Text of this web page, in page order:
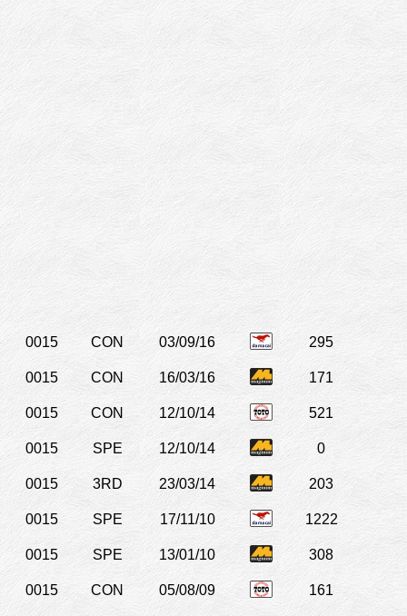
0015 CON 03/09/16 295
0015 CON 16/03/16 171
0015 CON 12/10/14 521
0015 SPE 12/10/14 0
0015 3RD 23/03/14 203
0015 SPE 17/11/10 1222
0015 SPE 13/01/10 308
0015 CON 05/08/09 161